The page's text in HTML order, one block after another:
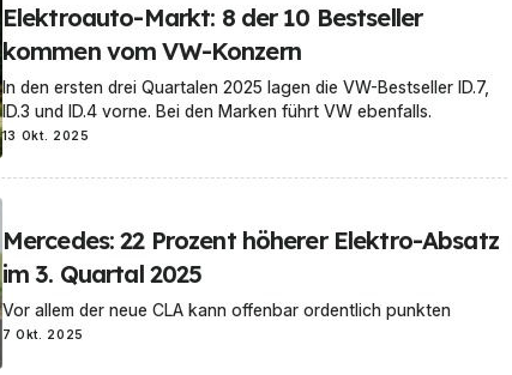
Elektroauto-Markt: 8 der 10 Bestseller
kommen vom VW-Konzern
In den ersten drei Quartalen 2025 lagen die VW-Bestseller ID.7,
ID.3 und ID.4 vorne. Bei den Marken führt VW ebenfalls.
13 Okt. 2025
Mercedes: 22 Prozent höherer Elektro-Absatz
im 3. Quartal 2025
Vor allem der neue CLA kann offenbar ordentlich punkten
7 Okt. 2025